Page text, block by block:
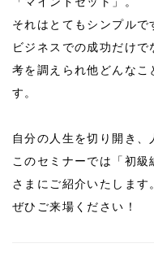
それはとてもシンプルで
ビジネスでの成功だけ
考を調えられ他どんな
す。
自分の人生を切り開き、
このセミナーでは「初
さまにご紹介いたします
ぜひご来場ください！